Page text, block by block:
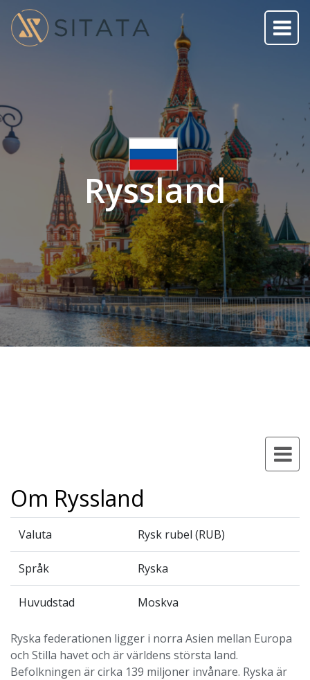
Ryssland
Om Ryssland
Valuta Rysk rubel (RUB)
Språk Ryska
Huvudstad Moskva
Ryska federationen ligger i norra Asien mellan Europa
och Stilla havet och är världens största land.
Befolkningen är cirka 139 miljoner invånare. Ryska är